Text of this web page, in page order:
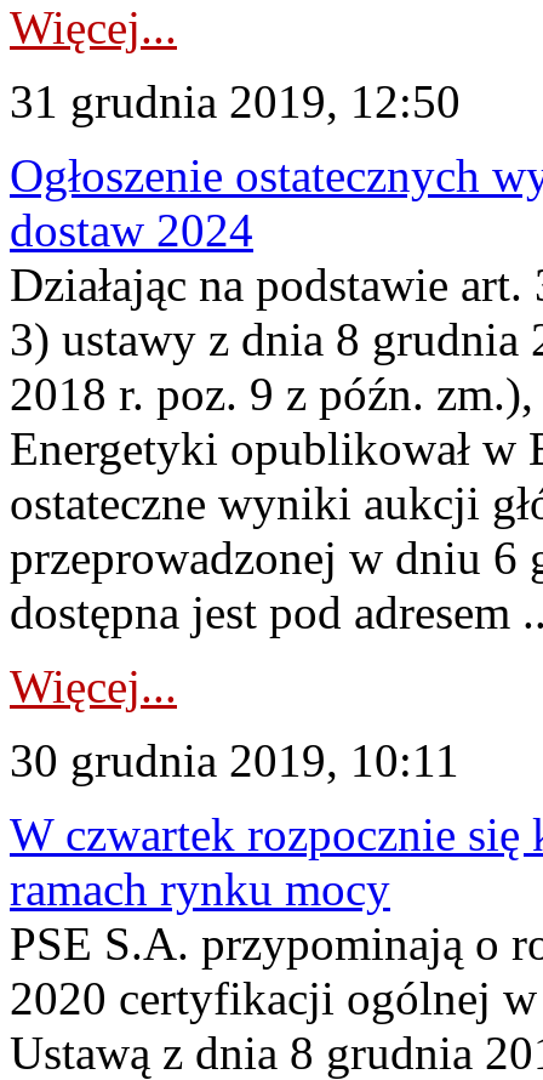
Więcej...
31 grudnia 2019, 12:50
Ogłoszenie ostatecznych
dostaw 2024
Działając na podstawie
3) ustawy z dnia 8
2018 r. poz. 9 z późn.
Energetyki opublikował
ostateczne wyniki aukcji
przeprowadzonej w dniu 6
dostępna jest pod adresem
Więcej...
30 grudnia 2019, 10:11
W czwartek rozpocznie
ramach rynku mocy
PSE S.A. przypominają o
2020 certyfikacji ogólnej
Ustawą z dnia 8 grudnia